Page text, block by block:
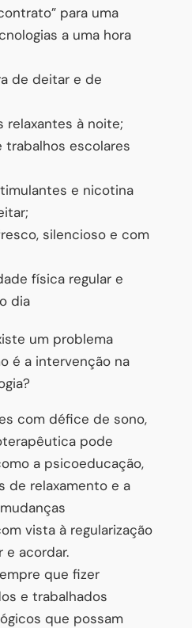
para uma
a uma hora
de deitar e de
relaxantes à noite;
trabalhos escolares
e nicotina
silencioso e com
física regular e
dia
um problema
é a intervenção na
com défice de sono,
pode
a psicoeducação,
de relaxamento e a
vista à regularização
e acordar.
que fizer
e trabalhados
que possam